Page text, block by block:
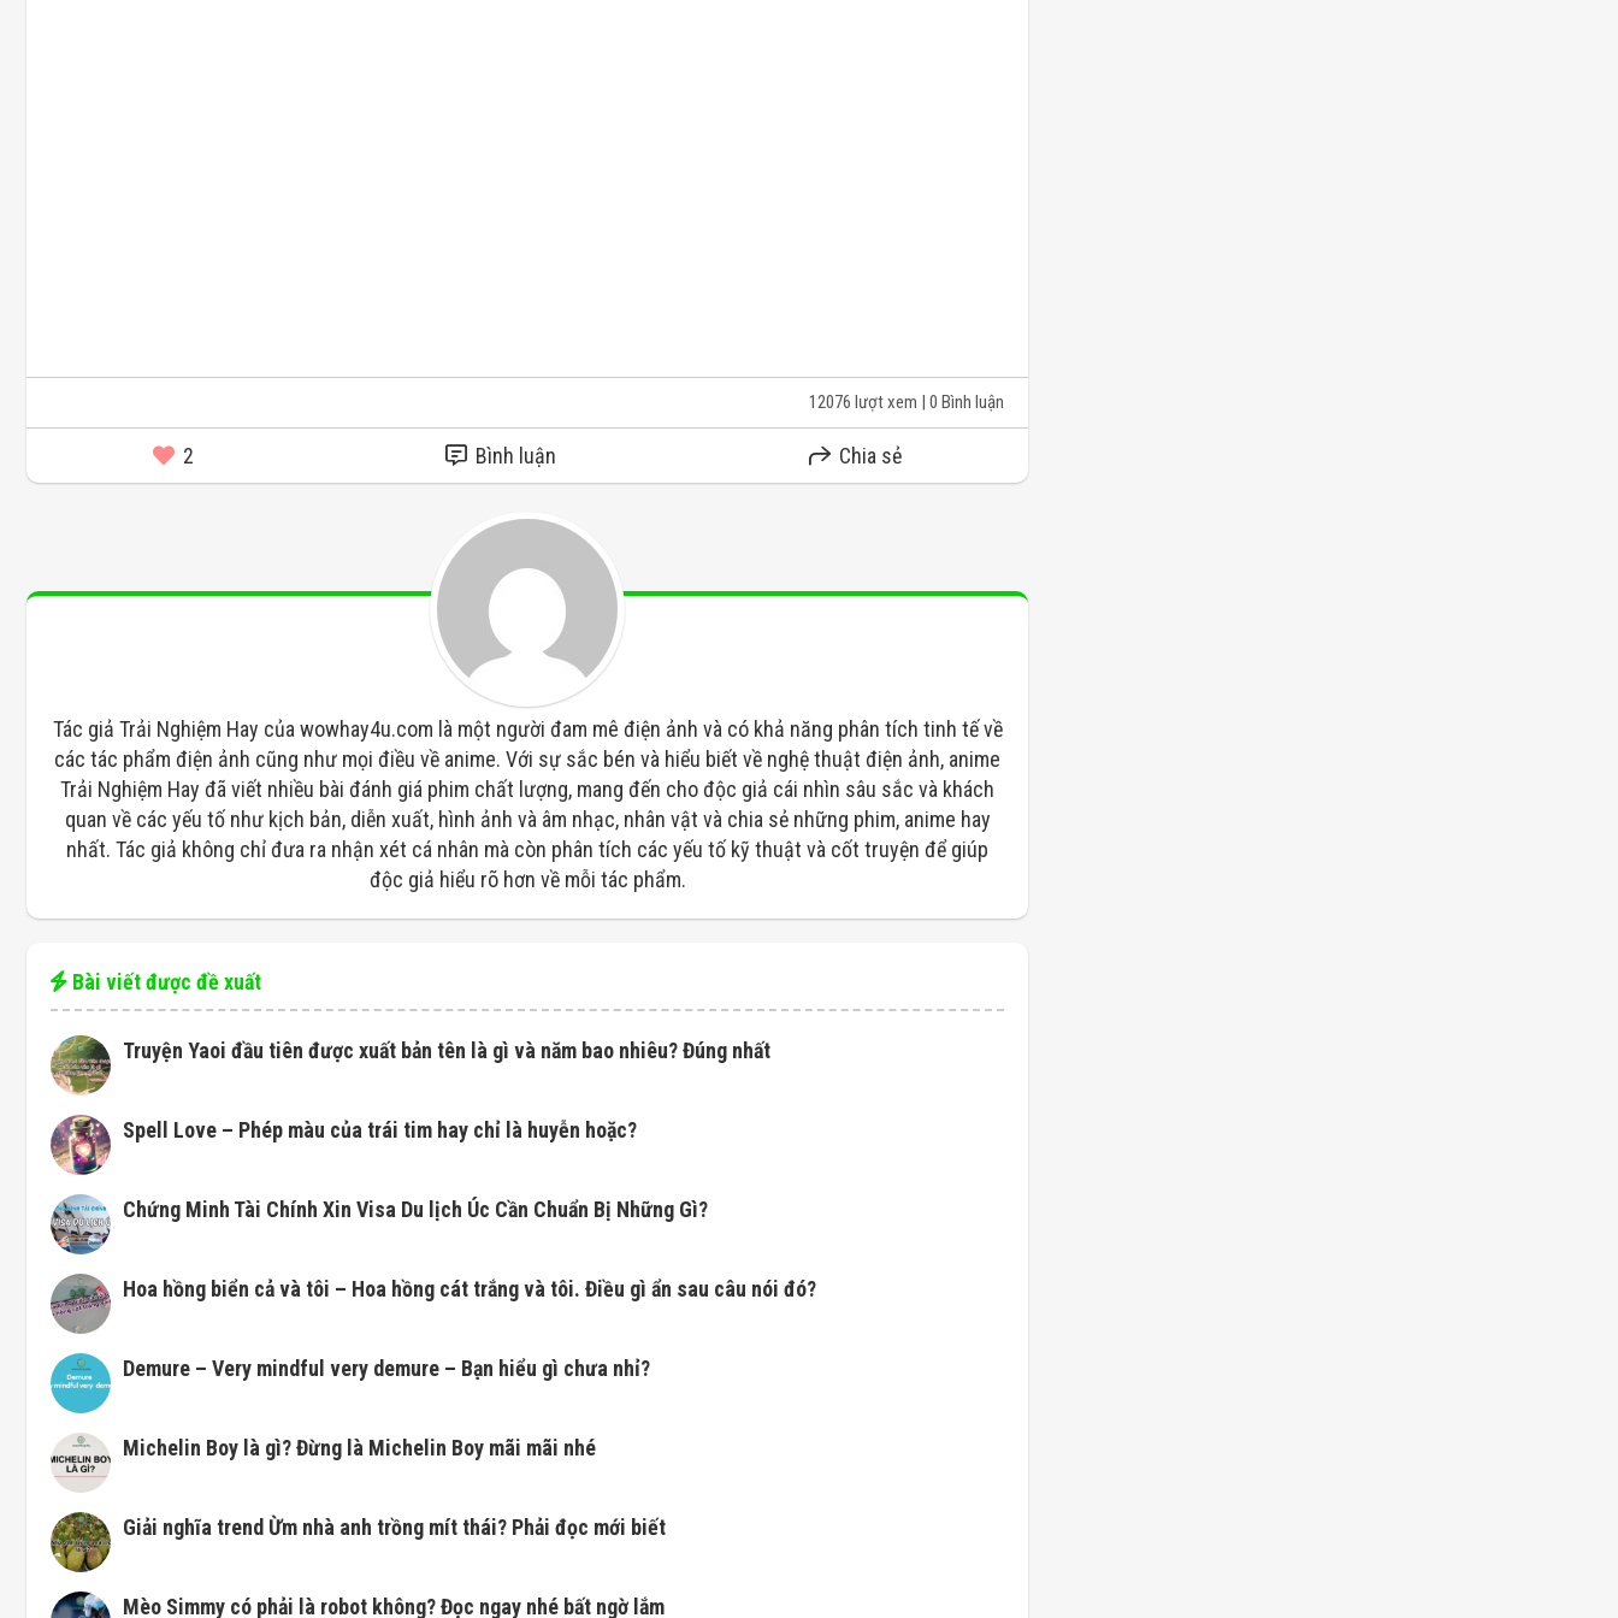
12076 lượt xem | 0 Bình luận
2 Bình luận Chia sẻ
Tác giả Trải Nghiệm Hay của wowhay4u.com là một người đam mê điện ảnh và có khả năng phân tích tinh tế về
các tác phẩm điện ảnh cũng như mọi điều về anime. Với sự sắc bén và hiểu biết về nghệ thuật điện ảnh, anime
Trải Nghiệm Hay đã viết nhiều bài đánh giá phim chất lượng, mang đến cho độc giả cái nhìn sâu sắc và khách
quan về các yếu tố như kịch bản, diễn xuất, hình ảnh và âm nhạc, nhân vật và chia sẻ những phim, anime hay
nhất. Tác giả không chỉ đưa ra nhận xét cá nhân mà còn phân tích các yếu tố kỹ thuật và cốt truyện để giúp
độc giả hiểu rõ hơn về mỗi tác phẩm.
Bài viết được đề xuất
Truyện Yaoi đầu tiên được xuất bản tên là gì và năm bao nhiêu? Đúng nhất
Spell Love – Phép màu của trái tim hay chỉ là huyễn hoặc?
Chứng Minh Tài Chính Xin Visa Du lịch Úc Cần Chuẩn Bị Những Gì?
Hoa hồng biển cả và tôi – Hoa hồng cát trắng và tôi. Điều gì ẩn sau câu nói đó?
Demure – Very mindful very demure – Bạn hiểu gì chưa nhỉ?
Michelin Boy là gì? Đừng là Michelin Boy mãi mãi nhé
Giải nghĩa trend Ừm nhà anh trồng mít thái? Phải đọc mới biết
Mèo Simmy có phải là robot không? Đọc ngay nhé bất ngờ lắm